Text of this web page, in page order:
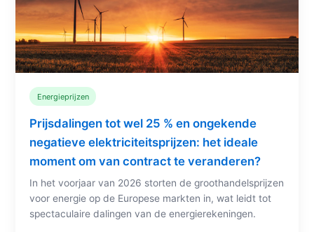
Energieprijzen
Prijsdalingen tot wel 25 % en ongekende
negatieve elektriciteitsprijzen: het ideale
moment om van contract te veranderen?
In het voorjaar van 2026 storten de groothandelsprijzen
voor energie op de Europese markten in, wat leidt tot
spectaculaire dalingen van de energierekeningen.